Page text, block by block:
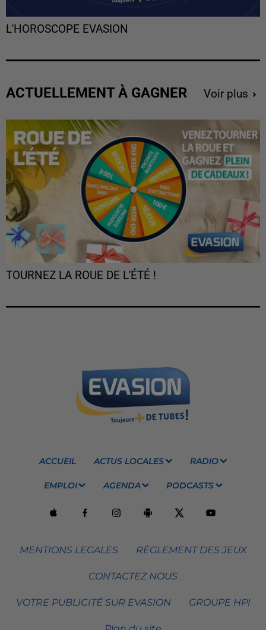
L'HOROSCOPE EVASION
ACTUELLEMENT À GAGNER Voir plus
TOURNEZ LA ROUE DE L'ÉTÉ !
ACCUEIL ACTUS LOCALES RADIO
EMPLOI AGENDA PODCASTS
MENTIONS LEGALES RÈGLEMENT DES JEUX
CONTACTEZ NOUS
VOTRE PUBLICITÉ SUR EVASION GROUPE HPI